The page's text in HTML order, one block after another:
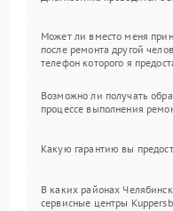
Может ли вместо меня
после ремонта другой
телефон которого я
Возможно ли получать
процессе выполнения
Какую гарантию вы
В каких районах
сервисные центры